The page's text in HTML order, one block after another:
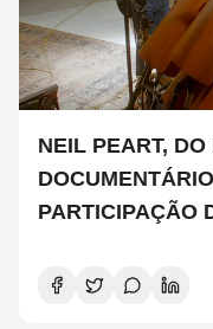
NEIL PEART,
PARTICIPAÇÃO